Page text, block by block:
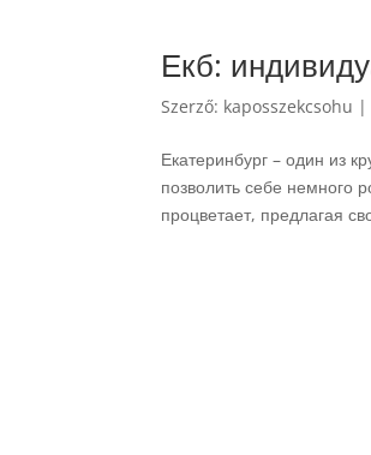
Екб:
Szerző: kaposszekcsohu |
Екатеринбург – один из
позволить себе немного
процветает, предлагая